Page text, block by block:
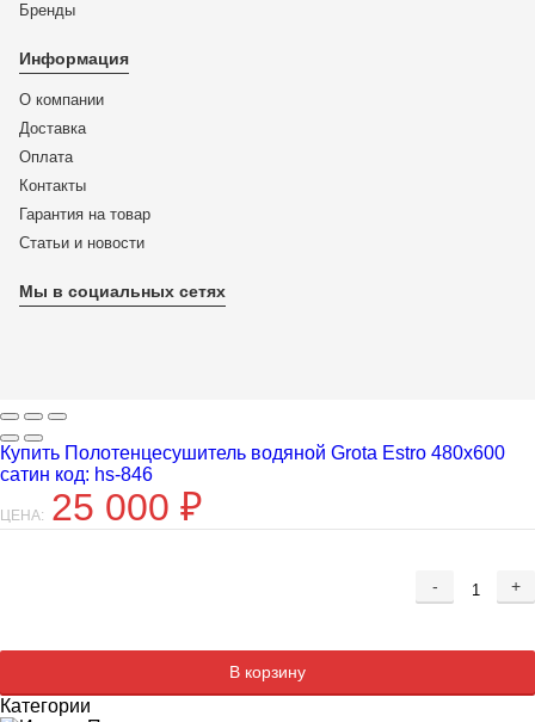
Бренды
Информация
О компании
Доставка
Оплата
Контакты
Гарантия на товар
Статьи и новости
Мы в социальных сетях
Купить Полотенцесушитель водяной Grota Estro 480х600
сатин код: hs-846
ЦЕНА: 25 000 ₽
- +
В корзину
Категории